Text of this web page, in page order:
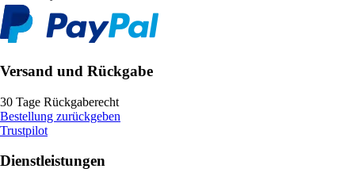
Versand und Rückgabe
30 Tage Rückgaberecht
Bestellung zurückgeben
Trustpilot
Dienstleistungen